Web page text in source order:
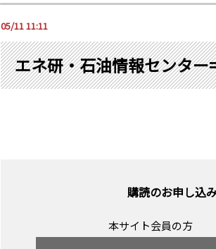
05/11 11:11
エネ研・石油情報センタ
購読のお申し込
本サイト会員の方